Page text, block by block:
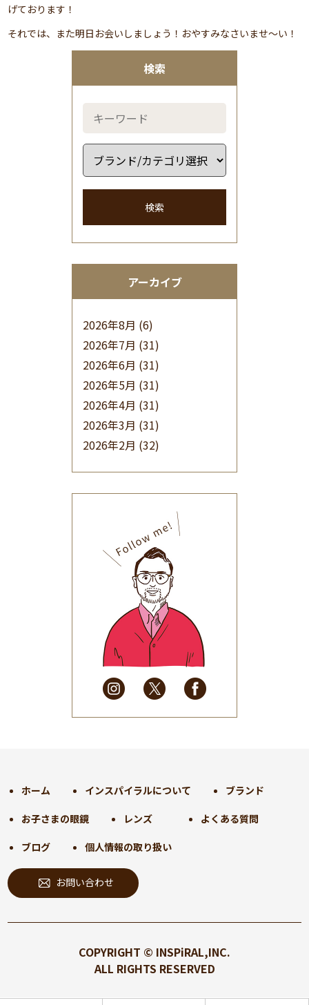
検索
検索
アーカイブ
2026年8月 (6)
2026年7月 (31)
2026年6月 (31)
2026年5月 (31)
2026年4月 (31)
2026年3月 (31)
2026年2月 (32)
(32)
2025年9月(30)
2025年8月(31)
2025年7月(37)
2025年6月(48)
2025年5月
(41)
2025年4月
(32)
2025年3月(31)
2025年2月
(28)
2025年1月
(34)
2024年9月(30)
2024年7月(31)
2024年6月(30)
2024年5月
2024年4月 (32)
2024年2月(31)
2024年1月(45)
2023年12月(31)
げております！
それでは、また明日お会いしましょう！おやすみなさいませ～い！
ホーム インスパイラルについて ブランド
お子さまの眼鏡 レンズ よくある質問
ブログ 個人情報の取り扱い
お問い合わせ
COPYRIGHT © INSPiRAL,INC.
ALL RIGHTS RESERVED